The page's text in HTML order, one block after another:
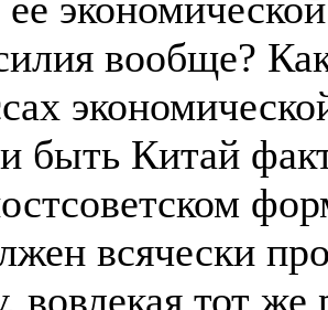
вообще?
быть Китай
всячески
вовлекая тот